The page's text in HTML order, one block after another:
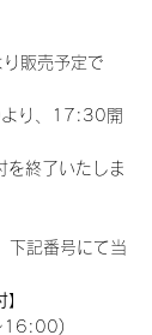
販売予定で
り、17:30開
終了いたしま
記番号にて当
16:00)